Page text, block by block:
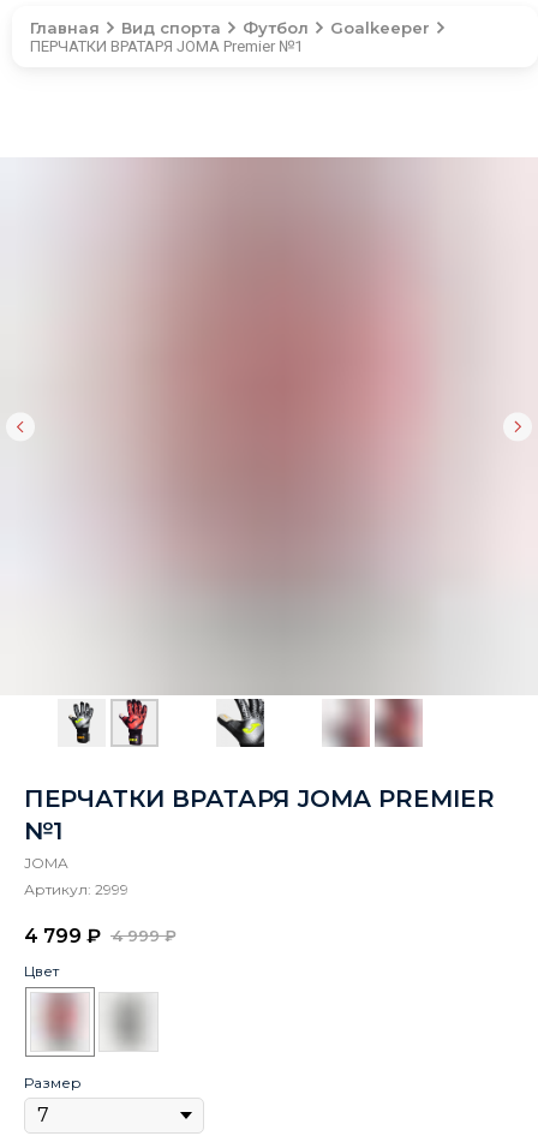
Главная Вид спорта Футбол Goalkeeper
ПЕРЧАТКИ ВРАТАРЯ JOMA Premier №1
ПЕРЧАТКИ ВРАТАРЯ JOMA PREMIER
№1
JOMA
Артикул: 2999
4 799 ₽ 4 999 ₽
Цвет
Размер